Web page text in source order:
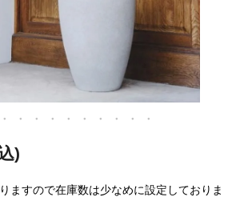
)
ますので在庫数は少なめに設定しておりま